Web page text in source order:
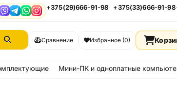
ViberTelegram
WhatsApp
Instagram
+375(29)666-91-98 +375(33)666-91-98
Сравнение Избранное (0)
Мини-ПК и одноплатные